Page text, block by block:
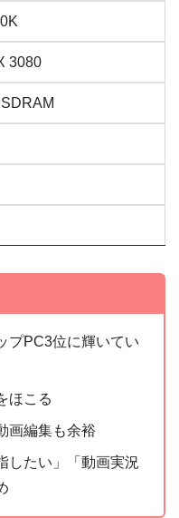
3080
プPC3位に輝いてい
ほこる
画編集も余裕
したい」「動画実況